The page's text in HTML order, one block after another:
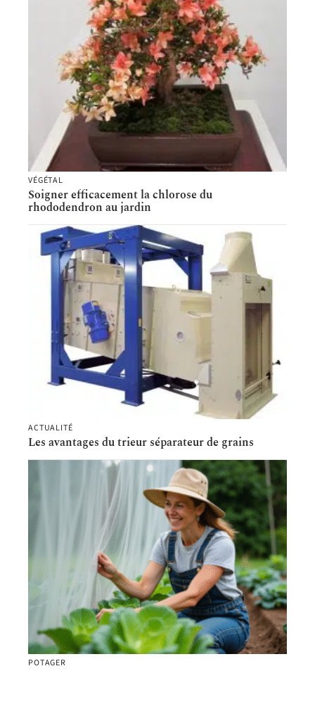
VÉGÉTAL
Soigner efficacement la chlorose du
rhododendron au jardin
ACTUALITÉ
Les avantages du trieur séparateur de grains
POTAGER